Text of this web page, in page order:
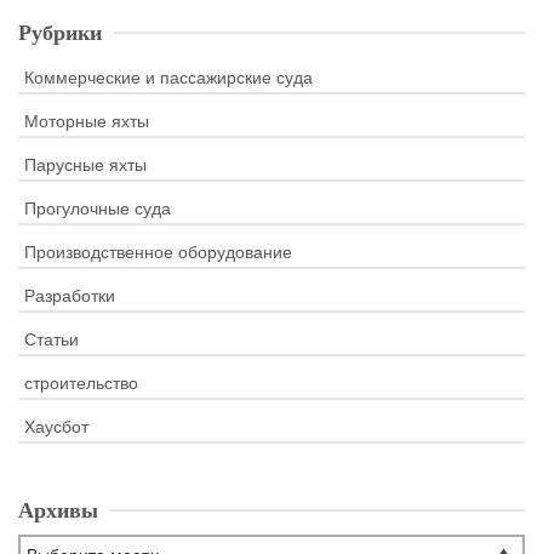
Рубрики
Коммерческие и пассажирские суда
Моторные яхты
Парусные яхты
Прогулочные суда
Производственное оборудование
Разработки
Статьи
строительство
Хаусбот
Архивы
Архивы